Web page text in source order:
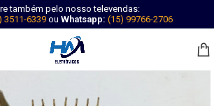
também pelo nosso televendas:
3511-6339ou Whatsapp: (15) 99766-2706